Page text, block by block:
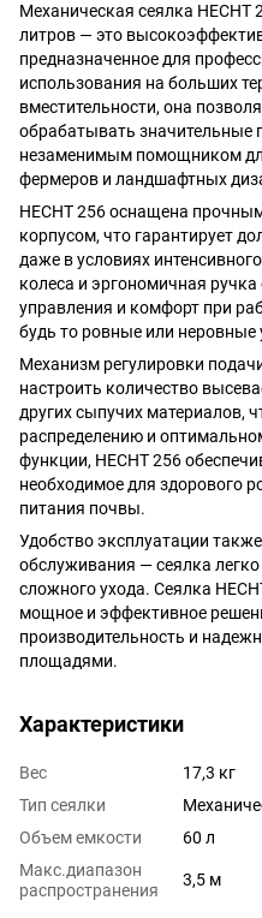
Механическая сеялка HECHT
литров — это
предназначенное для
использования на больших
вместительности, она
обрабатывать значительные
незаменимым помощником
фермеров и ландшафтных
HECHT 256 оснащена
корпусом, что гарантирует
даже в условиях
колеса и эргономичная
управления и комфорт при
будь то ровные или неровные
Механизм регулировки
настроить количество
других сыпучих материалов,
распределению и
функции, HECHT 256
необходимое для здорового
питания почвы.
Удобство эксплуатации
обслуживания — сеялка
сложного ухода. Сеялка
мощное и эффективное
производительность и
площадями.
Характеристики
Вес
17,3 кг
Тип сеялки
Объем емкости
60 л
Макс.диапазон
распространения
3,5 м